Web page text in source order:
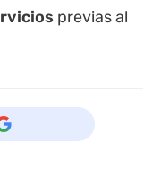
previas al